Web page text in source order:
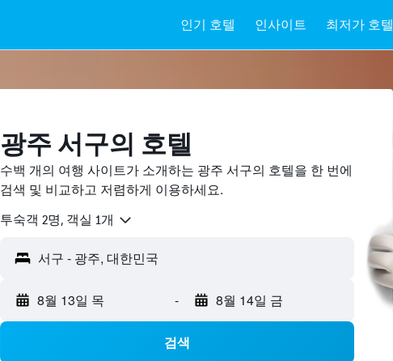
인기 호텔 인사이트 최저가 호텔
광주 서구의 호텔
수백 개의 여행 사이트가 소개하는 광주 서구의 호텔을 한 번에
검색 및 비교하고 저렴하게 이용하세요.
​투숙객 2​명, ​객실 1개
서구 - 광주, 대한민국
8월 13일 목 - 8월 14일 금
검색